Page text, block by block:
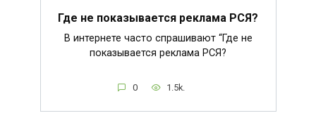
Где не показывается реклама РСЯ?
В интернете часто спрашивают “Где не
показывается реклама РСЯ?
0 1.5k.